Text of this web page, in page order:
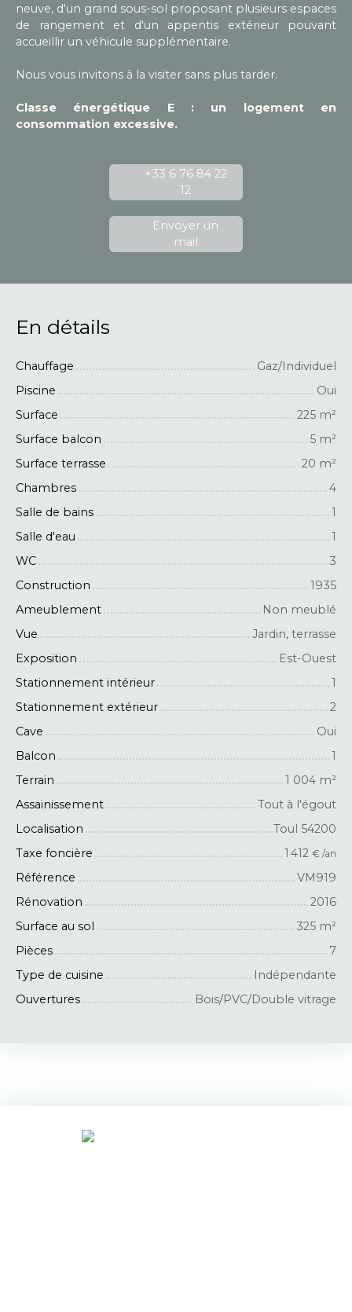
neuve, d'un grand sous-sol proposant plusieurs espaces
de rangement et d'un appentis extérieur pouvant
accueillir un véhicule supplémentaire.
Nous vous invitons à la visiter sans plus tarder.
Classe énergétique E : un logement en
consommation excessive.
+33 6 76 84 22
12
Envoyer un
mail
En détails
Chauffage
Gaz/Individuel
Piscine
Oui
Surface
225 m²
Surface balcon
5 m²
Surface terrasse
20 m²
Chambres
4
Salle de bains
1
Salle d'eau
1
WC
3
Construction
1935
Ameublement
Non meublé
Vue
Jardin, terrasse
Exposition
Est-Ouest
Stationnement intérieur
1
Stationnement extérieur
2
Cave
Oui
Balcon
1
Terrain
1 004 m²
Assainissement
Tout à l'égout
Localisation
Toul 54200
Taxe foncière
1 412 € /an
Référence
VM919
Rénovation
2016
Surface au sol
325 m²
Pièces
7
Type de cuisine
Indépendante
Ouvertures
Bois/PVC/Double vitrage